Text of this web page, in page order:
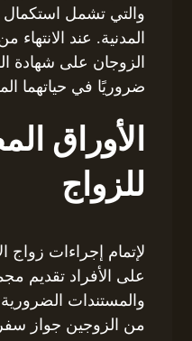
والتي تشمل
المدنية. عند
الزوجان على شهادة
ضروريًا في حياتهما
الأوراق
للزواج
لإتمام إجراءات زواج
على الأفراد تقديم
والمستندات
من الزوجين جواز